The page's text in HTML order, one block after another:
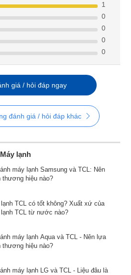
0
0
0
0
1
giá / hỏi đáp ngay
đánh giá / hỏi đáp khác
lạnh
máy lạnh Samsung và TCL: Nên
thương hiệu nào?
TCL có tốt không? Xuất xứ của
TCL từ nước nào?
máy lạnh Aqua và TCL - Nên lựa
thương hiệu nào?
máy lạnh LG và TCL - Liệu đâu là